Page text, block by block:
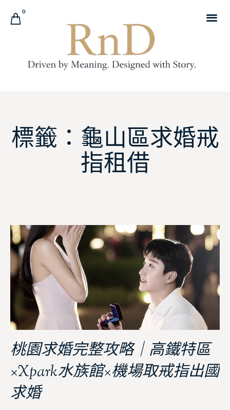
0
標籤：龜山區求婚戒
指租借
桃園求婚完整攻略｜高鐵特區
×Xpark水族館×機場取戒指出國
求婚